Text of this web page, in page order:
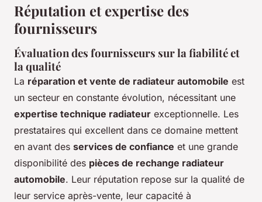
Réputation et expertise des
fournisseurs
Évaluation des fournisseurs sur la fiabilité et
la qualité
La réparation et vente de radiateur automobile est
un secteur en constante évolution, nécessitant une
expertise technique radiateur exceptionnelle. Les
prestataires qui excellent dans ce domaine mettent
en avant des services de confiance et une grande
disponibilité des pièces de rechange radiateur
automobile. Leur réputation repose sur la qualité de
leur service après-vente, leur capacité à